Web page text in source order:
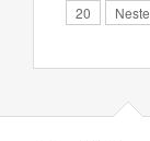
20
Neste